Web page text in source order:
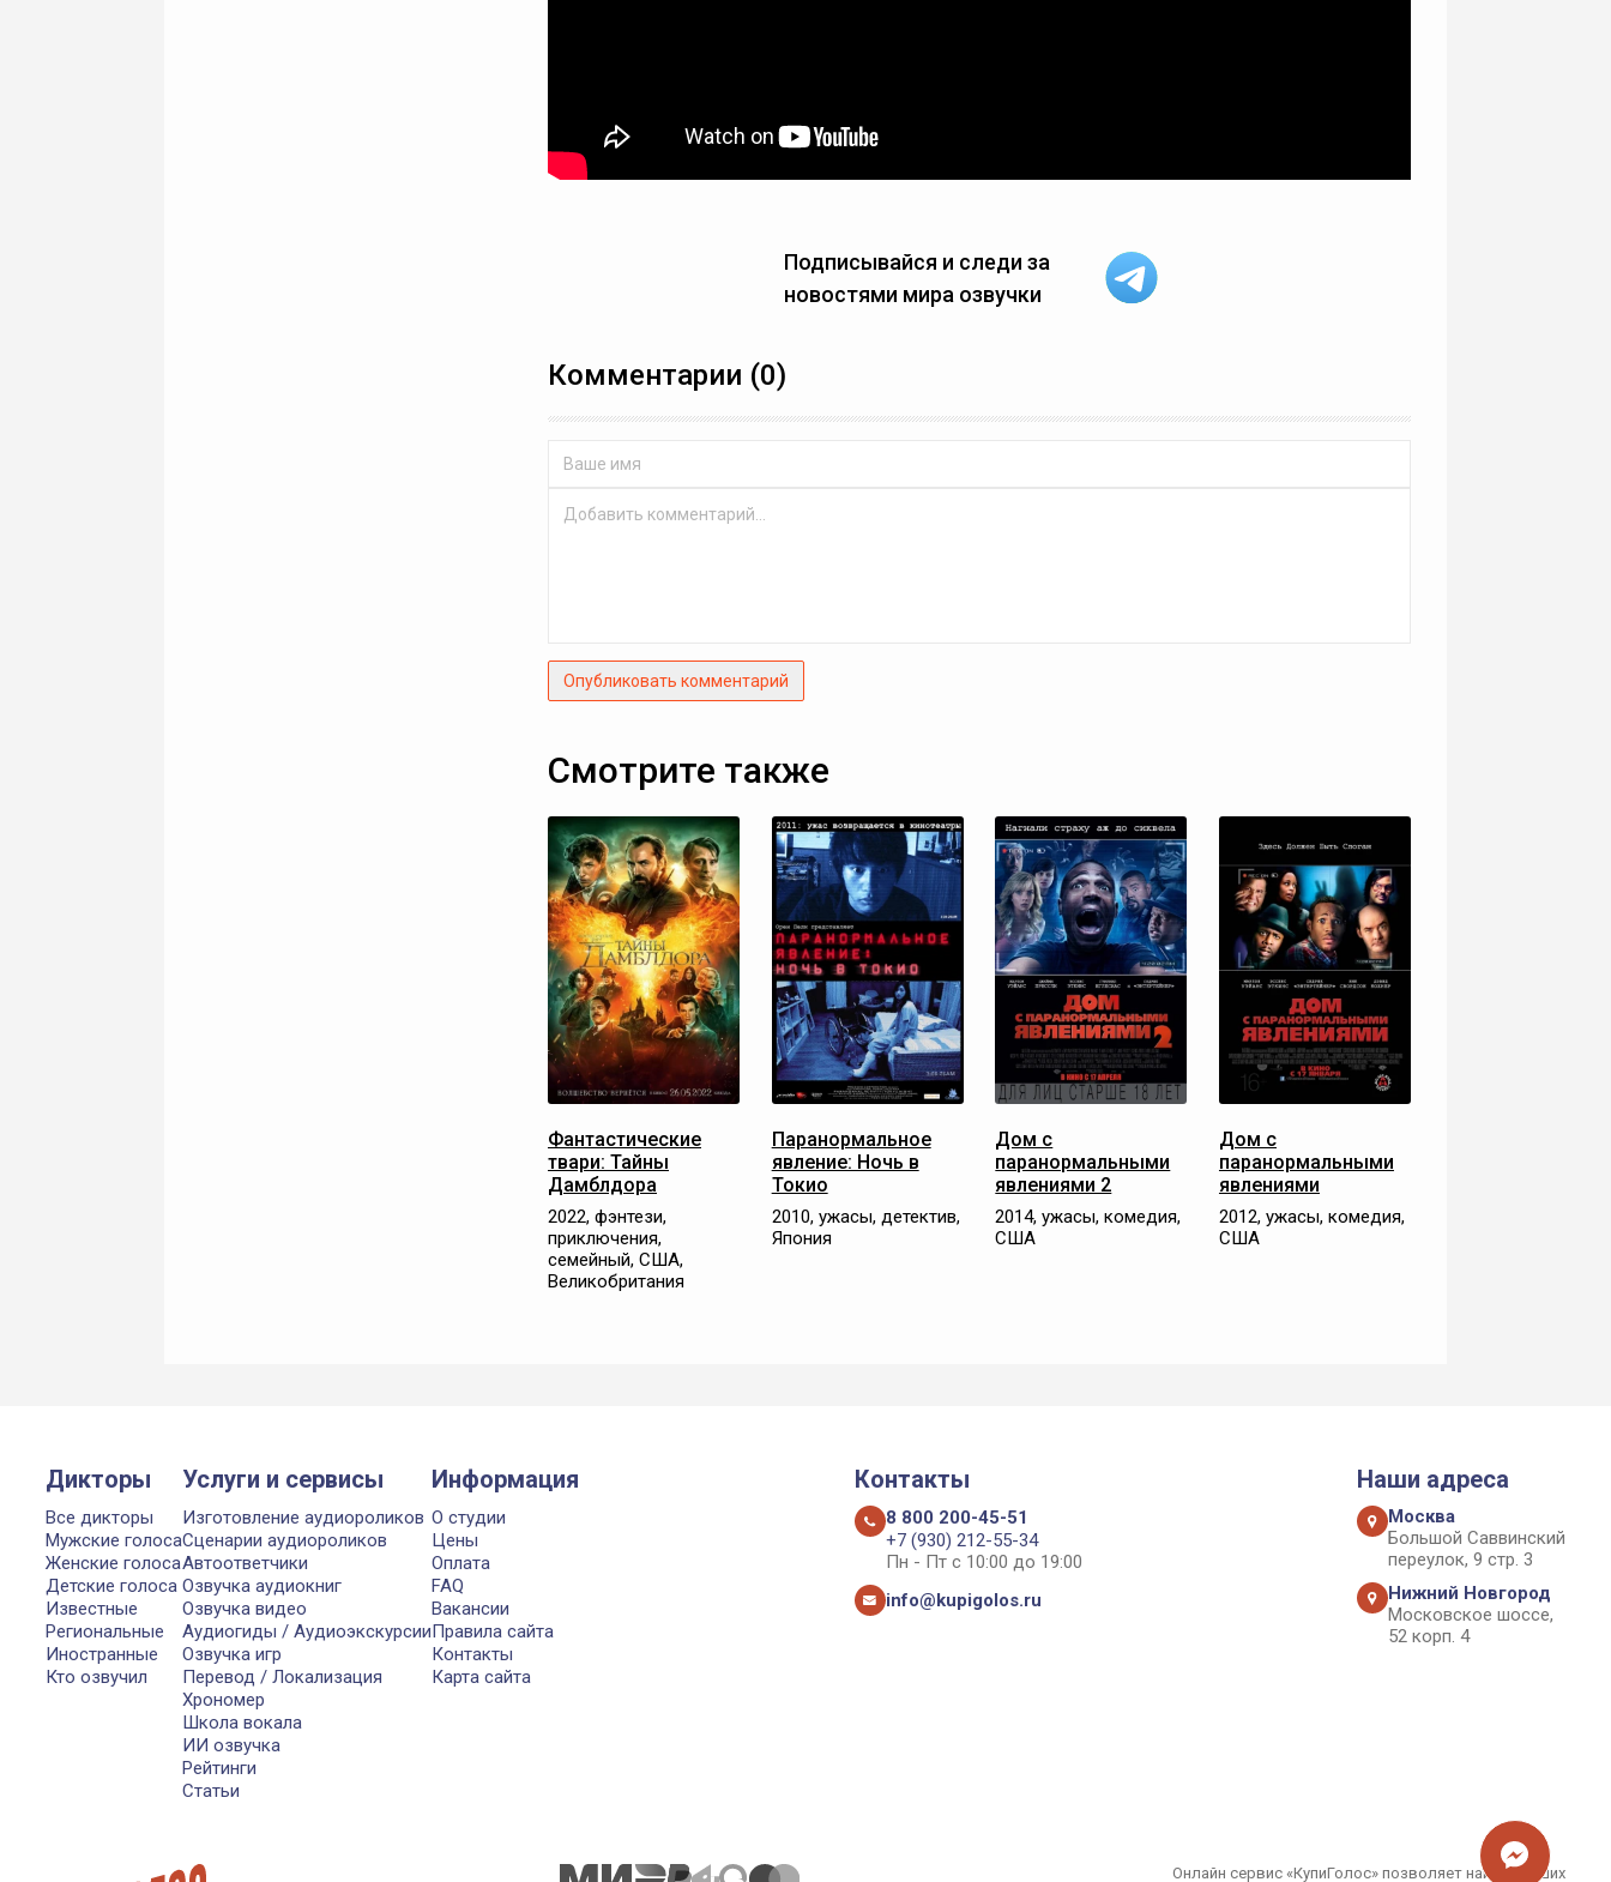
Подписывайся и следи за
новостями мира озвучки
Комментарии (0)
Опубликовать комментарий
Смотрите также
Фантастические
твари: Тайны
Дамблдора
2022, фэнтези,
приключения,
семейный, США,
Великобритания
Паранормальное
явление: Ночь в
Токио
2010, ужасы, детектив,
Япония
Дом с
паранормальными
явлениями 2
2014, ужасы, комедия,
США
Дом с
паранормальными
явлениями
2012, ужасы, комедия,
США
Дикторы
Все дикторы
Мужские голоса
Женские голоса
Детские голоса
Известные
Региональные
Иностранные
Кто озвучил
Услуги и сервисы
Изготовление аудиороликов
Сценарии аудиороликов
Автоответчики
Озвучка аудиокниг
Озвучка видео
Аудиогиды / Аудиоэкскурсии
Озвучка игр
Перевод / Локализация
Хрономер
Школа вокала
ИИ озвучка
Рейтинги
Статьи
Информация
О студии
Цены
Оплата
FAQ
Вакансии
Правила сайта
Контакты
Карта сайта
Контакты
8 800 200-45-51
+7 (930) 212-55-34
Пн - Пт с 10:00 до 19:00
info@kupigolos.ru
Наши адреса
Москва
Большой Саввинский
переулок, 9 стр. 3
Нижний Новгород
Московское шоссе,
52 корп. 4
Онлайн сервис «КупиГолос» позволяет найти лучших